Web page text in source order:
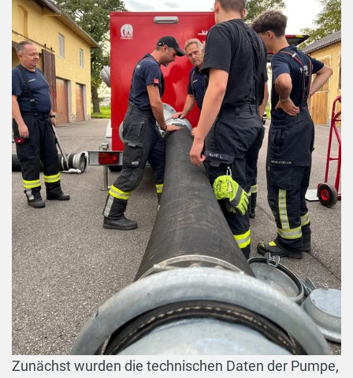
Zunächst wurden die technischen Daten der Pumpe,